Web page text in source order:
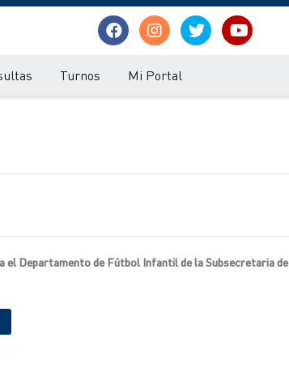
Turnos Mi Portal
el Departamento de Fútbol Infantil de la Subsecretaria de